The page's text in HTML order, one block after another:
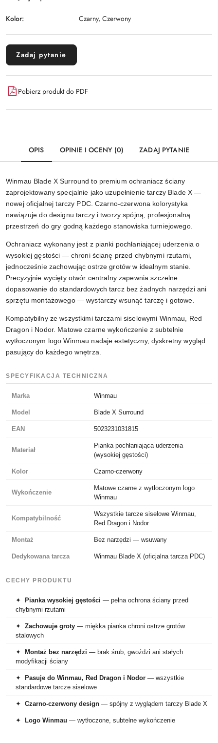
Kolor: Czarny, Czerwony
Zadaj pytanie
Pobierz produkt do PDF
OPIS OPINIE I OCENY (0) ZADAJ PYTANIE
Winmau Blade X Surround to premium ochraniacz ściany
zaprojektowany specjalnie jako uzupełnienie tarczy Blade X —
nowej oficjalnej tarczy PDC. Czarno-czerwona kolorystyka
nawiązuje do designu tarczy i tworzy spójną, profesjonalną
przestrzeń do gry godną każdego stanowiska turniejowego.
Ochraniacz wykonany jest z pianki pochłaniającej uderzenia o
wysokiej gęstości — chroni ścianę przed chybnymi rzutami,
jednocześnie zachowując ostrze grotów w idealnym stanie.
Precyzyjnie wycięty otwór centralny zapewnia szczelne
dopasowanie do standardowych tarcz bez żadnych narzędzi ani
sprzętu montażowego — wystarczy wsunąć tarczę i gotowe.
Kompatybilny ze wszystkimi tarczami siselowymi Winmau, Red
Dragon i Nodor. Matowe czarne wykończenie z subtelnie
wytłoczonym logo Winmau nadaje estetyczny, dyskretny wygląd
pasujący do każdego wnętrza.
SPECYFIKACJA TECHNICZNA
Marka Winmau
Model Blade X Surround
EAN 5023231031815
Materiał
Pianka pochłaniająca uderzenia
(wysokiej gęstości)
Kolor Czarno-czerwony
Wykończenie
Matowe czarne z wytłoczonym logo
Winmau
Kompatybilność
Wszystkie tarcze siselowe Winmau,
Red Dragon i Nodor
Montaż Bez narzędzi — wsuwany
Dedykowana tarcza Winmau Blade X (oficjalna tarcza PDC)
CECHY PRODUKTU
✦ Pianka wysokiej gęstości — pełna ochrona ściany przed
chybnymi rzutami
✦ Zachowuje groty — miękka pianka chroni ostrze grotów
stalowych
✦ Montaż bez narzędzi — brak śrub, gwoździ ani stałych
modyfikacji ściany
✦ Pasuje do Winmau, Red Dragon i Nodor — wszystkie
standardowe tarcze siselowe
✦ Czarno-czerwony design — spójny z wyglądem tarczy Blade X
✦ Logo Winmau — wytłoczone, subtelne wykończenie